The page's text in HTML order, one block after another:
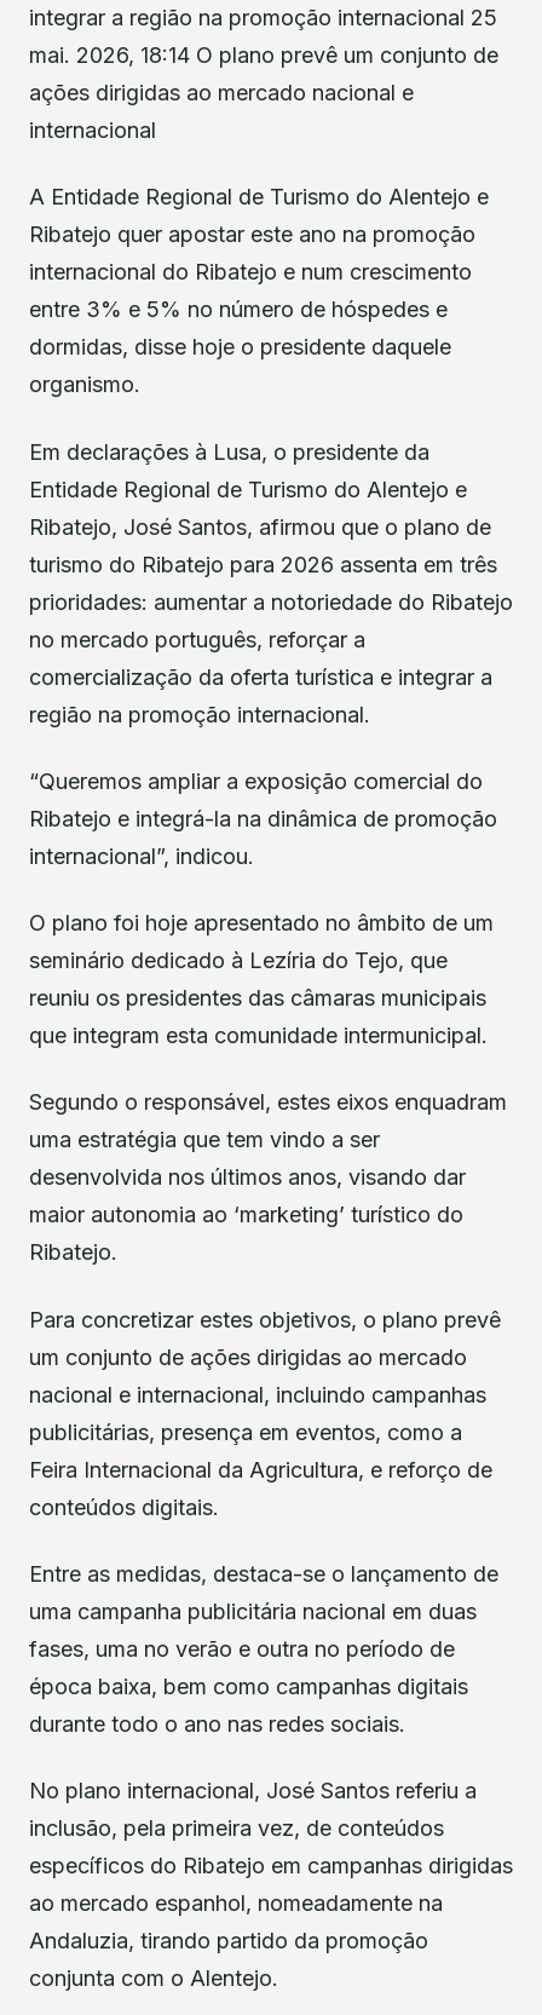
integrar a região na promoção internacional 25
mai. 2026, 18:14 O plano prevê um conjunto de
ações dirigidas ao mercado nacional e
internacional
A Entidade Regional de Turismo do Alentejo e
Ribatejo quer apostar este ano na promoção
internacional do Ribatejo e num crescimento
entre 3% e 5% no número de hóspedes e
dormidas, disse hoje o presidente daquele
organismo.
Em declarações à Lusa, o presidente da
Entidade Regional de Turismo do Alentejo e
Ribatejo, José Santos, afirmou que o plano de
turismo do Ribatejo para 2026 assenta em três
prioridades: aumentar a notoriedade do Ribatejo
no mercado português, reforçar a
comercialização da oferta turística e integrar a
região na promoção internacional.
“Queremos ampliar a exposição comercial do
Ribatejo e integrá-la na dinâmica de promoção
internacional”, indicou.
O plano foi hoje apresentado no âmbito de um
seminário dedicado à Lezíria do Tejo, que
reuniu os presidentes das câmaras municipais
que integram esta comunidade intermunicipal.
Segundo o responsável, estes eixos enquadram
uma estratégia que tem vindo a ser
desenvolvida nos últimos anos, visando dar
maior autonomia ao ‘marketing’ turístico do
Ribatejo.
Para concretizar estes objetivos, o plano prevê
um conjunto de ações dirigidas ao mercado
nacional e internacional, incluindo campanhas
publicitárias, presença em eventos, como a
Feira Internacional da Agricultura, e reforço de
conteúdos digitais.
Entre as medidas, destaca-se o lançamento de
uma campanha publicitária nacional em duas
fases, uma no verão e outra no período de
época baixa, bem como campanhas digitais
durante todo o ano nas redes sociais.
No plano internacional, José Santos referiu a
inclusão, pela primeira vez, de conteúdos
específicos do Ribatejo em campanhas dirigidas
ao mercado espanhol, nomeadamente na
Andaluzia, tirando partido da promoção
conjunta com o Alentejo.